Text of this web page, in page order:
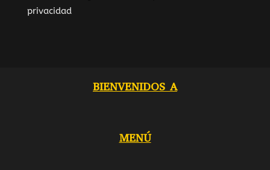
privacidad
BIENVENIDOS A
MENÚ